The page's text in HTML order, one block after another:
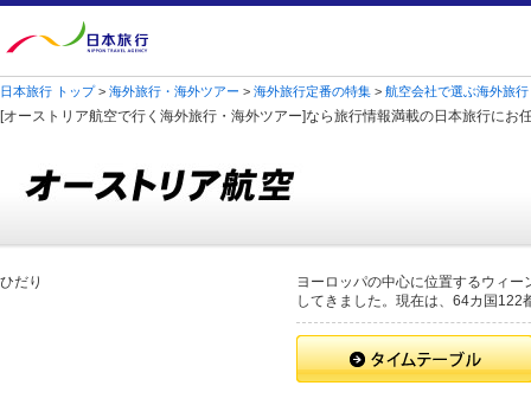
日本旅行 トップ> 海外旅行・海外ツアー > 海外旅行定番の特集 > 航空会社で選ぶ海外旅行
[オーストリア航空で行く海外旅行・海外ツアー]なら旅行情報満載の日本旅行にお
ひだり
ヨーロッパの中心に位置するウィ
してきました。現在は、64カ国122